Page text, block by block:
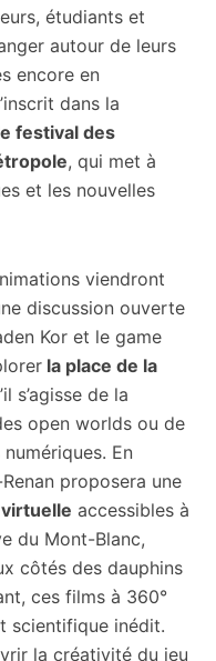
étudiants et
autour de leurs
encore en
dans la
festival des
, qui met à
et les nouvelles
viendront
discussion ouverte
Kor et le game
la place de la
s’agisse de la
open worlds ou de
En
proposera une
accessibles à
du Mont-Blanc,
côtés des dauphins
ces films à 360°
scientifique inédit.
la créativité du jeu